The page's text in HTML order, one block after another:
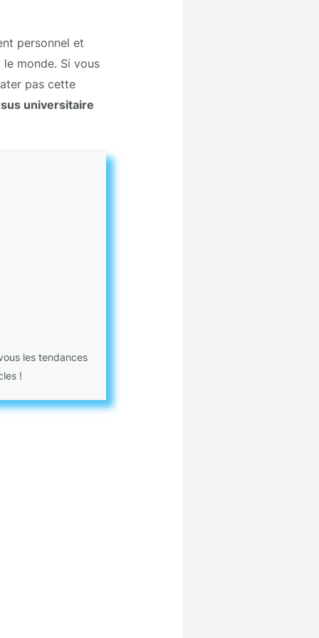
personnel et
monde. Si vous
pas cette
universitaire
les tendances
!